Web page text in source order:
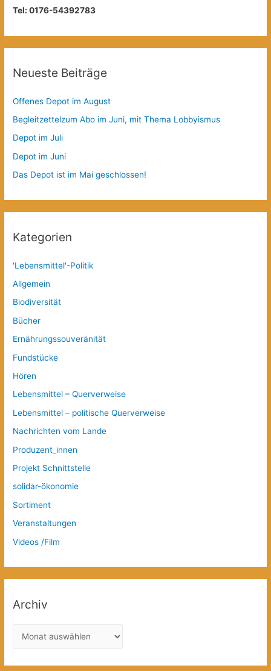
Tel: 0176-54392783
Neueste Beiträge
Offenes Depot im August
Begleitzettelzum Abo im Juni, mit Thema Lobbyismus
Depot im Juli
Depot im Juni
Das Depot ist im Mai geschlossen!
Kategorien
'Lebensmittel'-Politik
Allgemein
Biodiversität
Bücher
Ernährungssouveränität
Fundstücke
Hören
Lebensmittel – Querverweise
Lebensmittel – politische Querverweise
Nachrichten vom Lande
Produzent_innen
Projekt Schnittstelle
solidar-ökonomie
Sortiment
Veranstaltungen
Videos /Film
Archiv
c